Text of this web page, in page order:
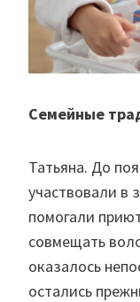
Семейные
Татьяна. До
участвовали в
помогали
совмещать
оказалось
остались